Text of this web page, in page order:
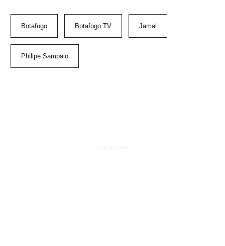
Botafogo Botafogo TV Jamal
Philipe Sampaio